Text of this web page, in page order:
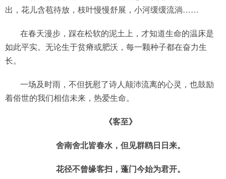
出，花儿含苞待放，枝叶慢慢舒展，小河缓缓流淌……
在春天漫步，踩在松软的泥土上，才知道生命的温床是
如此平实。无论生于贫瘠或肥沃，每一颗种子都在奋力生
长。
一场及时雨，不但抚慰了诗人颠沛流离的心灵，也鼓励
着俗世的我们相信未来，热爱生命。
《客至》
舍南舍北皆春水，但见群鸥日日来。
花径不曾缘客扫，蓬门今始为君开。